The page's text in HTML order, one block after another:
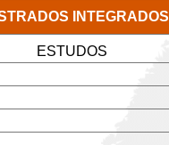
INTEGRADOS
ESTUDOS